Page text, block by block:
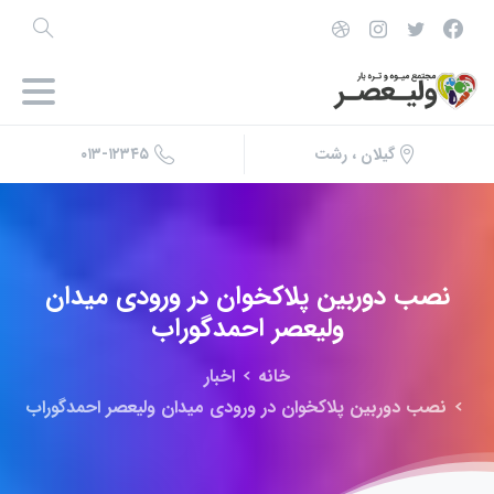
گیلان ، رشت ۰۱۳-۱۲۳۴۵
نصب دوربین پلاکخوان در ورودی میدان
ولیعصر احمدگوراب
خانه
اخبار
نصب دوربین پلاکخوان در ورودی میدان ولیعصر احمدگوراب